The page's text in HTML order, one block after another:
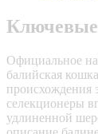
Официальное
балийская
селекционеры
удлиненной